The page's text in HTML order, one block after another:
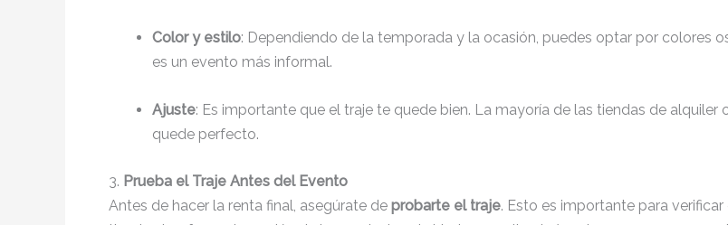
Color y estilo: Dependiendo de la temporada y la ocasión, puedes optar por colores
es un evento más informal.
Ajuste: Es importante que el traje te quede bien. La mayoría de las tiendas de alquiler
quede perfecto.
3. Prueba el Traje Antes del Evento
Antes de hacer la renta final, asegúrate de probarte el traje. Esto es importante para